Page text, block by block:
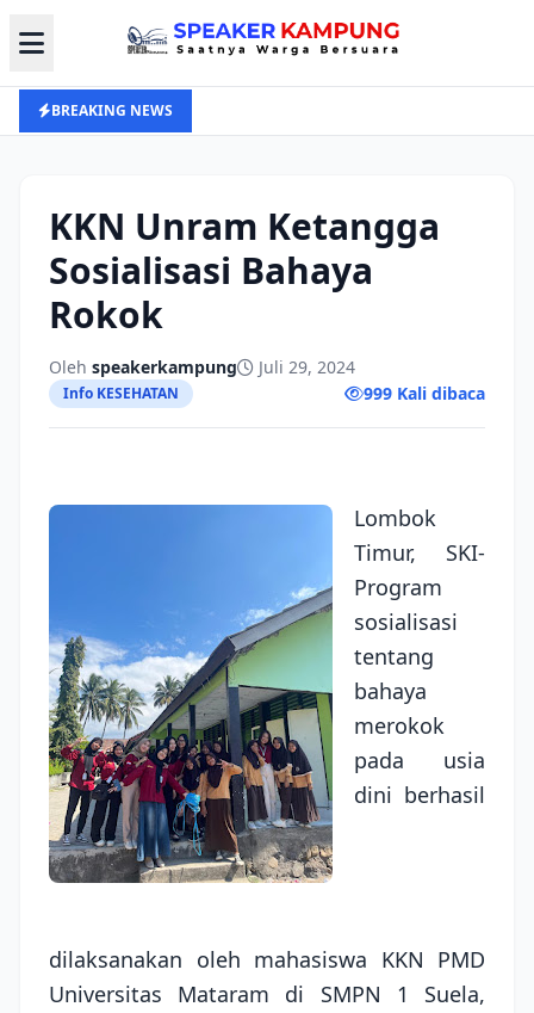
BREAKING NEWS
KKN Unram Ketangga
Sosialisasi Bahaya
Rokok
Oleh speakerkampung Juli 29, 2024
Info KESEHATAN 999 Kali dibaca
Lombok
Timur, SKI-
Program
sosialisasi
tentang
bahaya
merokok
pada usia
dini berhasil
dilaksanakan oleh mahasiswa KKN PMD
Universitas Mataram di SMPN 1 Suela,